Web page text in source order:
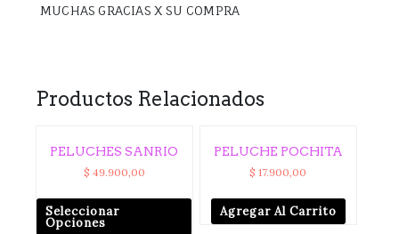
MUCHAS GRACIAS X SU COMPRA
Productos Relacionados
PELUCHES SANRIO
$ 49.900,00
Seleccionar
Opciones
PELUCHE POCHITA
$ 17.900,00
Agregar Al Carrito